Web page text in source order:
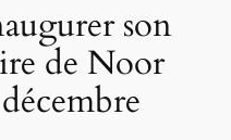
son
de Noor